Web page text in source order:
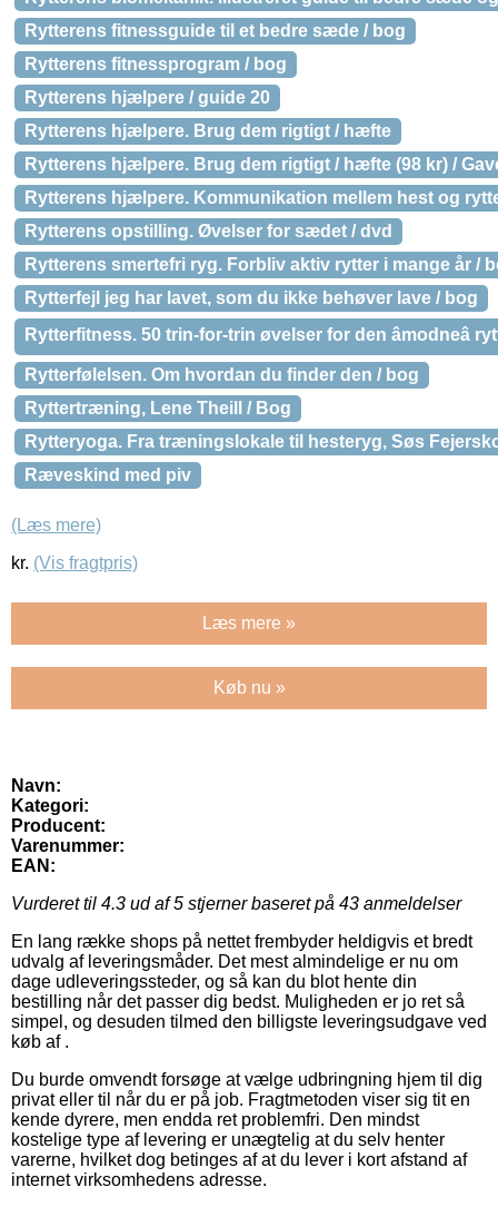
Rytterens fitnessguide til et bedre sæde / bog
Rytterens fitnessprogram / bog
Rytterens hjælpere / guide 20
Rytterens hjælpere. Brug dem rigtigt / hæfte
Rytterens hjælpere. Brug dem rigtigt / hæfte (98 kr) /
Rytterens hjælpere. Kommunikation mellem hest og
Rytterens opstilling. Øvelser for sædet / dvd
Rytterens smertefri ryg. Forbliv aktiv rytter i mange år /
Rytterfejl jeg har lavet, som du ikke behøver lave / bog
Rytterfitness. 50 trin-for-trin øvelser for den âmodneâ
Rytterfølelsen. Om hvordan du finder den / bog
Ryttertræning, Lene Theill / Bog
Rytteryoga. Fra træningslokale til hesteryg, Søs
Ræveskind med piv
(Læs mere)
kr. (Vis fragtpris)
Læs mere »
Køb nu »
Navn:
Kategori:
Producent:
Varenummer:
EAN:
Vurderet til 4.3 ud af 5 stjerner baseret på 43 anmeldelser
En lang række shops på nettet frembyder heldigvis et bredt
udvalg af leveringsmåder. Det mest almindelige er nu om
dage udleveringssteder, og så kan du blot hente din
bestilling når det passer dig bedst. Muligheden er jo ret så
simpel, og desuden tilmed den billigste leveringsudgave ved
køb af .
Du burde omvendt forsøge at vælge udbringning hjem til dig
privat eller til når du er på job. Fragtmetoden viser sig tit en
kende dyrere, men endda ret problemfri. Den mindst
kostelige type af levering er unægtelig at du selv henter
varerne, hvilket dog betinges af at du lever i kort afstand af
internet virksomhedens adresse.